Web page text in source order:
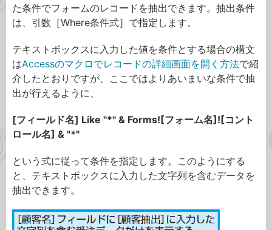
た条件でフォームのレコードを抽出できます。抽出条件
は、引数［Where条件式］で指定します。
テキストボックスに入力した値を条件とする場合の構文
はAccessのマクロでレコードの詳細画面を開く方法で紹
介したとおりですが、ここではよりあいまいな条件で抽
出が行えるように、
[フィールド名] Like "*" & Forms![フォーム名]![コント
ロール名] & "*"
という式に従って条件を指定します。このようにする
と、テキストボックスに入力した文字列を含むデータを
抽出できます。